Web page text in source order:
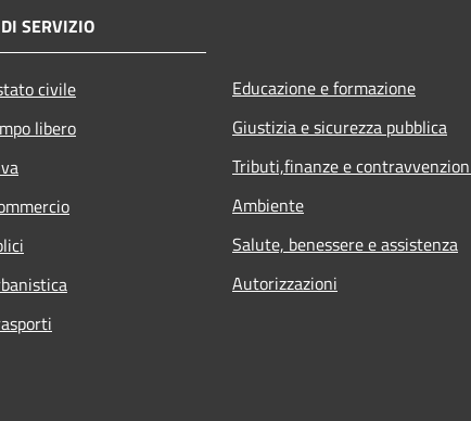
SERVIZIO
civile
libero
Educazione e formazione
Giustizia e sicurezza pubblica
Tributi,finanze e
Ambiente
Salute, benessere e assistenza
Autorizzazioni